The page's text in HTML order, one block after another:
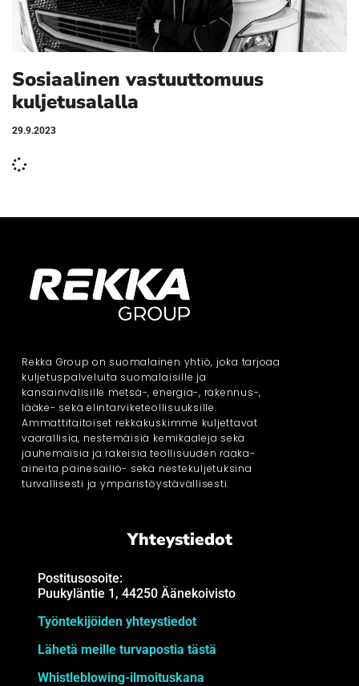
Sosiaalinen vastuuttomuus
kuljetusalalla
29.9.2023
Rekka Group on suomalainen yhtiö, joka tarjoaa
kuljetuspalveluita suomalaisille ja
kansainvälisille metsä-, energia-, rakennus-,
lääke- sekä elintarviketeollisuuksille.
Ammattitaitoiset rekkakuskimme kuljettavat
vaarallisia, nestemäisiä kemikaaleja sekä
jauhemaisia ja rakeisia teollisuuden raaka-
aineita painesäiliö- sekä nestekuljetuksina
turvallisesti ja ympäristöystävällisesti.
Yhteystiedot
Postitusosoite:
Puukyläntie 1, 44250 Äänekoivisto
Työntekijöiden yhteystiedot
Lähetä meille turvapostia tästä
Whistleblowing-ilmoituskana